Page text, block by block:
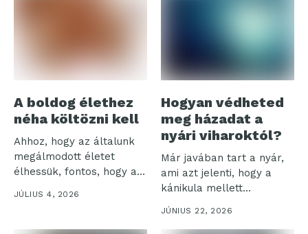
A boldog élethez
néha költözni kell
Ahhoz, hogy az általunk
megálmodott életet
élhessük, fontos, hogy a
mindennapjainkat a...
JÚLIUS 4, 2026
Hogyan védheted
meg házadat a
nyári viharoktól?
Már javában tart a nyár,
ami azt jelenti, hogy a
kánikula mellett...
JÚNIUS 22, 2026